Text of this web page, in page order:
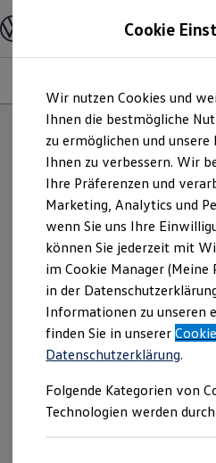
Hauptinhalt
springen
Footer
springen
Modelle und Konfigurator
Konfigurator
Modelle vergleichen
Elektroautos
ENERGY
Nutzfahrzeuge
SUV und CUV
Familienautos
Kombis
Kompaktwagen
Sportwagen
Schnell verfügbare
Angebote und Produkte
Aktuelle Angebote
E-Auto-Förderung
Volkswagen Marktplatz
Die ENERGY
Junge
Volkswagen
Elektromobilität
Saisonangebote
Reifenpakete
Leasing
Leasing-
25Modelle
NEU: KI TESTEN
Entdecken Sie
Ihnen passen.
Cookie
Wir nutzen Cookies und
Ihnen die bestmögliche
zu ermöglichen und
Ihnen zu verbessern. Wir
Ihre Präferenzen und
Marketing, Analytics und
wenn Sie uns Ihre
können Sie jederzeit mit
im Cookie Manager
in der
Informationen zu unseren
finden Sie in unserer
Datenschutzerklärung.
Folgende Kategorien von
Technologien werden